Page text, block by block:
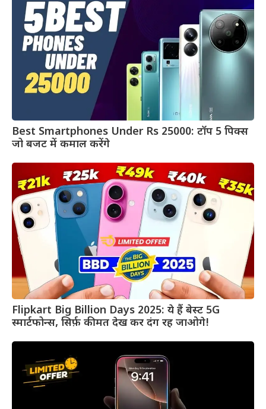
Best Smartphones Under Rs 25000: टॉप 5 पिक्स
जो बजट में कमाल करेंगे
Flipkart Big Billion Days 2025: ये हैं बेस्ट 5G
स्मार्टफोन्स, सिर्फ़ कीमत देख कर दंग रह जाओगे!